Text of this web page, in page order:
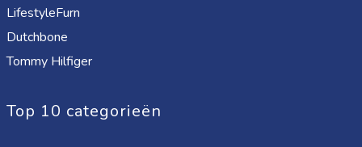
LifestyleFurn
Dutchbone
Tommy Hilfiger
Top 10 categorieën